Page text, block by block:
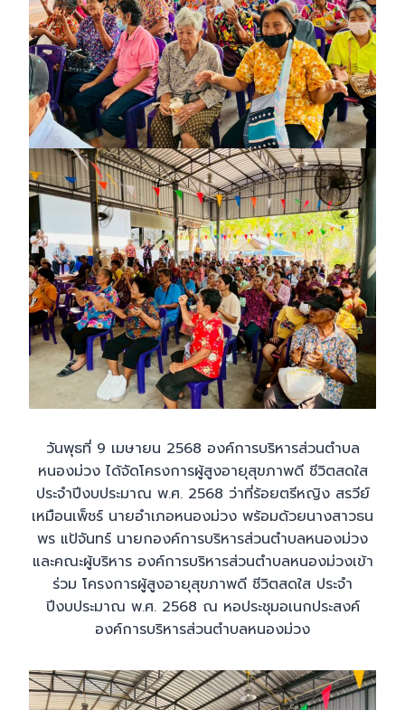
วันพุธที่ 9 เมษายน 2568 องค์การบริหารส่วนตำบล
หนองม่วง ได้จัดโครงการผู้สูงอายุสุขภาพดี ชีวิตสดใส
ประจำปีงบประมาณ พ.ศ. 2568 ว่าที่ร้อยตรีหญิง สรวีย์
เหมือนเพ็ชร์ นายอำเภอหนองม่วง พร้อมด้วยนางสาวธน
พร แป้จันทร์ นายกองค์การบริหารส่วนตำบลหนองม่วง
และคณะผู้บริหาร องค์การบริหารส่วนตำบลหนองม่วงเข้า
ร่วม โครงการผู้สูงอายุสุขภาพดี ชีวิตสดใส ประจำ
ปีงบประมาณ พ.ศ. 2568 ณ หอประชุมอเนกประสงค์
องค์การบริหารส่วนตำบลหนองม่วง